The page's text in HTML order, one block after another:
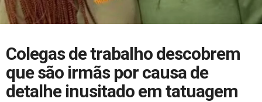
Colegas de trabalho descobrem
que são irmãs por causa de
detalhe inusitado em tatuagem